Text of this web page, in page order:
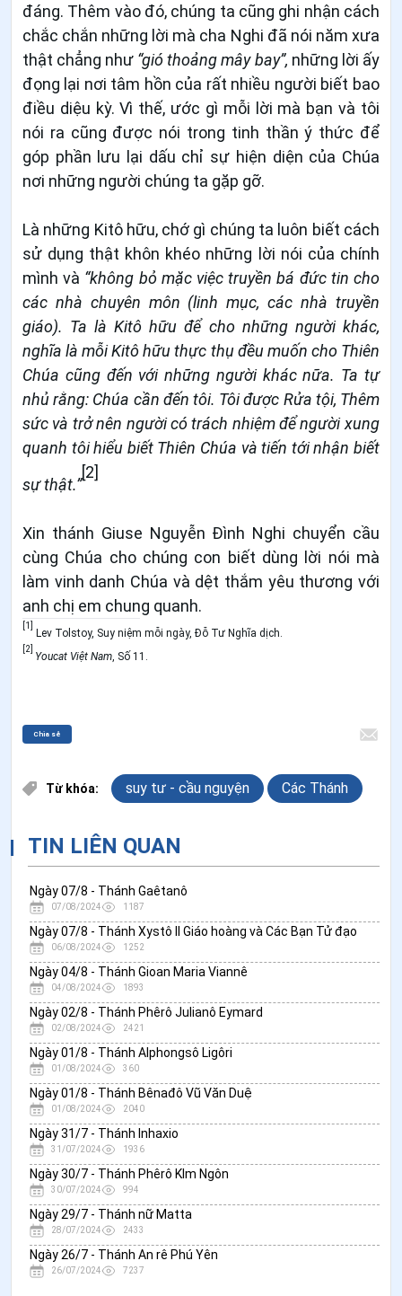
đáng. Thêm vào đó, chúng ta cũng ghi nhận cách
chắc chắn những lời mà cha Nghi đã nói năm xưa
thật chẳng như “gió thoảng mây bay”, những lời ấy
đọng lại nơi tâm hồn của rất nhiều người biết bao
điều diệu kỳ. Vì thế, ước gì mỗi lời mà bạn và tôi
nói ra cũng được nói trong tinh thần ý thức để
góp phần lưu lại dấu chỉ sự hiện diện của Chúa
nơi những người chúng ta gặp gỡ.
Là những Kitô hữu, chớ gì chúng ta luôn biết cách
sử dụng thật khôn khéo những lời nói của chính
mình và “không bỏ mặc việc truyền bá đức tin cho
các nhà chuyên môn (linh mục, các nhà truyền
giáo). Ta là Kitô hữu để cho những người khác,
nghĩa là mỗi Kitô hữu thực thụ đều muốn cho Thiên
Chúa cũng đến với những người khác nữa. Ta tự
nhủ rằng: Chúa cần đến tôi. Tôi được Rửa tội, Thêm
sức và trở nên người có trách nhiệm để người xung
quanh tôi hiểu biết Thiên Chúa và tiến tới nhận biết
sự thật.”
[2]
Xin thánh Giuse Nguyễn Đình Nghi chuyển cầu
cùng Chúa cho chúng con biết dùng lời nói mà
làm vinh danh Chúa và dệt thắm yêu thương với
anh chị em chung quanh.
[1]
Lev Tolstoy, Suy niệm mỗi ngày, Đỗ Tư Nghĩa dịch.
[2]
Youcat Việt Nam, Số 11.
Chia sẻ
Từ khóa: suy tư - cầu nguyện Các Thánh
TIN LIÊN QUAN
Ngày 07/8 - Thánh Gaêtanô
07/08/2024 1187
Ngày 07/8 - Thánh Xystô II Giáo hoàng và Các Bạn Tử đạo
06/08/2024 1252
Ngày 04/8 - Thánh Gioan Maria Viannê
04/08/2024 1893
Ngày 02/8 - Thánh Phêrô Julianô Eymard
02/08/2024 2421
Ngày 01/8 - Thánh Alphongsô Ligôri
01/08/2024 360
Ngày 01/8 - Thánh Bênađô Vũ Văn Duệ
01/08/2024 2040
Ngày 31/7 - Thánh Inhaxio
31/07/2024 1936
Ngày 30/7 - Thánh Phêrô KIm Ngôn
30/07/2024 994
Ngày 29/7 - Thánh nữ Matta
28/07/2024 2433
Ngày 26/7 - Thánh An rê Phú Yên
26/07/2024 7237